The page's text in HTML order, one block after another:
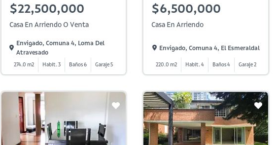
$22,500,000
Casa En Arriendo O Venta
Envigado, Comuna 4, Loma Del
Atravesado
274.0 m2 Habit. 3 Baños 6 Garaje 5
$6,500,000
Casa En Arriendo
Envigado, Comuna 4, El Esmeraldal
220.0 m2 Habit. 4 Baños 4 Garaje 2